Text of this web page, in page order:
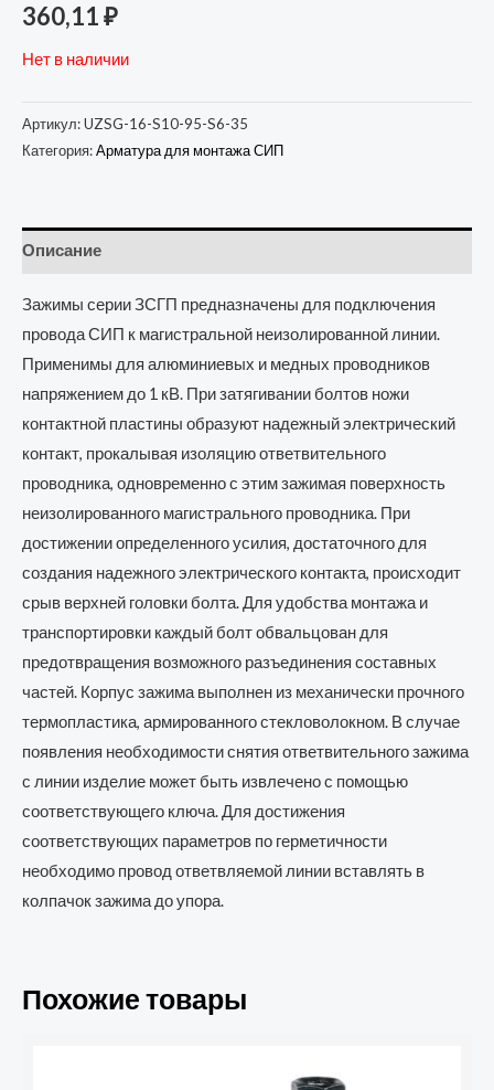
360,11₽
Нет в наличии
Артикул:UZSG-16-S10-95-S6-35
Категория:Арматура для монтажа СИП
Описание
Зажимы серии ЗСГП предназначены для подключения
провода СИП к магистральной неизолированной линии.
Применимы для алюминиевых и медных проводников
напряжением до 1 кВ. При затягивании болтов ножи
контактной пластины образуют надежный электрический
контакт, прокалывая изоляцию ответвительного
проводника, одновременно с этим зажимая поверхность
неизолированного магистрального проводника. При
достижении определенного усилия, достаточного для
создания надежного электрического контакта, происходит
срыв верхней головки болта. Для удобства монтажа и
транспортировки каждый болт обвальцован для
предотвращения возможного разъединения составных
частей. Корпус зажима выполнен из механически прочного
термопластика, армированного стекловолокном. В случае
появления необходимости снятия ответвительного зажима
с линии изделие может быть извлечено с помощью
соответствующего ключа. Для достижения
соответствующих параметров по герметичности
необходимо провод ответвляемой линии вставлять в
колпачок зажима до упора.
Похожие товары